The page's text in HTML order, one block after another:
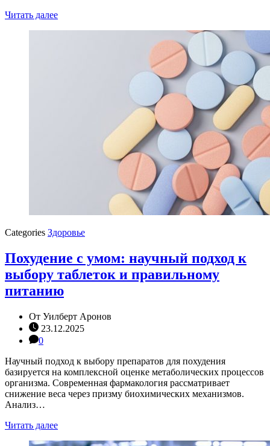
Читать далее
Categories Здоровье
Похудение с умом: научный подход к
выбору таблеток и правильному
питанию
От Уилберт Аронов
23.12.2025
0
Научный подход к выбору препаратов для похудения
базируется на комплексной оценке метаболических процессов
организма. Современная фармакология рассматривает
снижение веса через призму биохимических механизмов.
Анализ…
Читать далее